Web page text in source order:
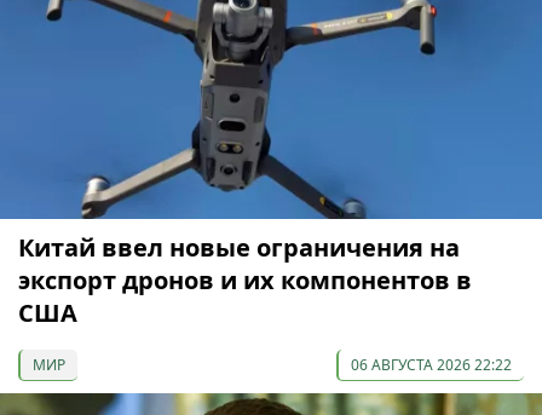
Китай ввел новые ограничения на
экспорт дронов и их компонентов в
США
МИР 06 АВГУСТА 2026 22:22